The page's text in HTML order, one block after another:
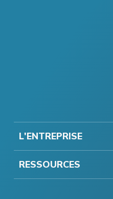
L'ENTREPRISE
RESSOURCES